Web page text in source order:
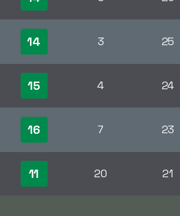
14 3 25
15 4 24
16 7 23
11 20 21